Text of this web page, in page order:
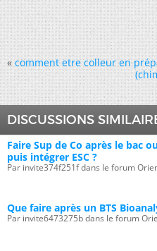
« comment etre colleur en
DISCUSSIONS
Faire Sup de Co après le bac
puis intégrer ESC ?
Par invite374f251f dans le forum
Que faire après un BTS
Par invite6473275b dans le forum